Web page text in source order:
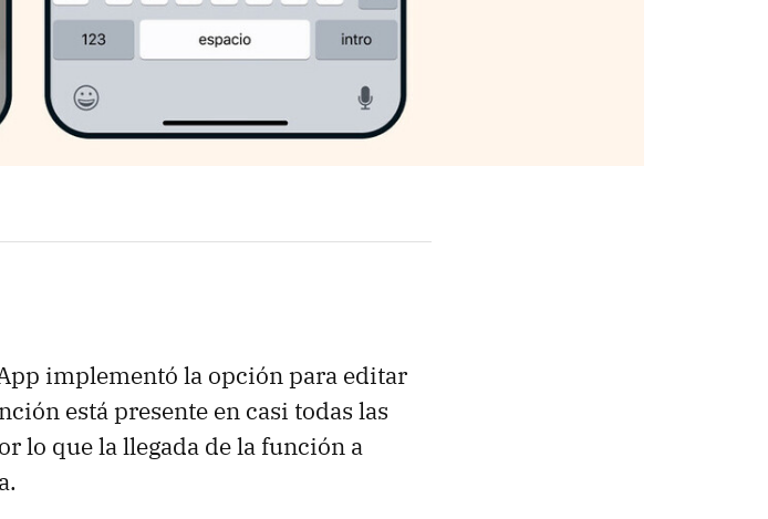
implementó la opción para editar
está presente en casi todas las
lo que la llegada de la función a